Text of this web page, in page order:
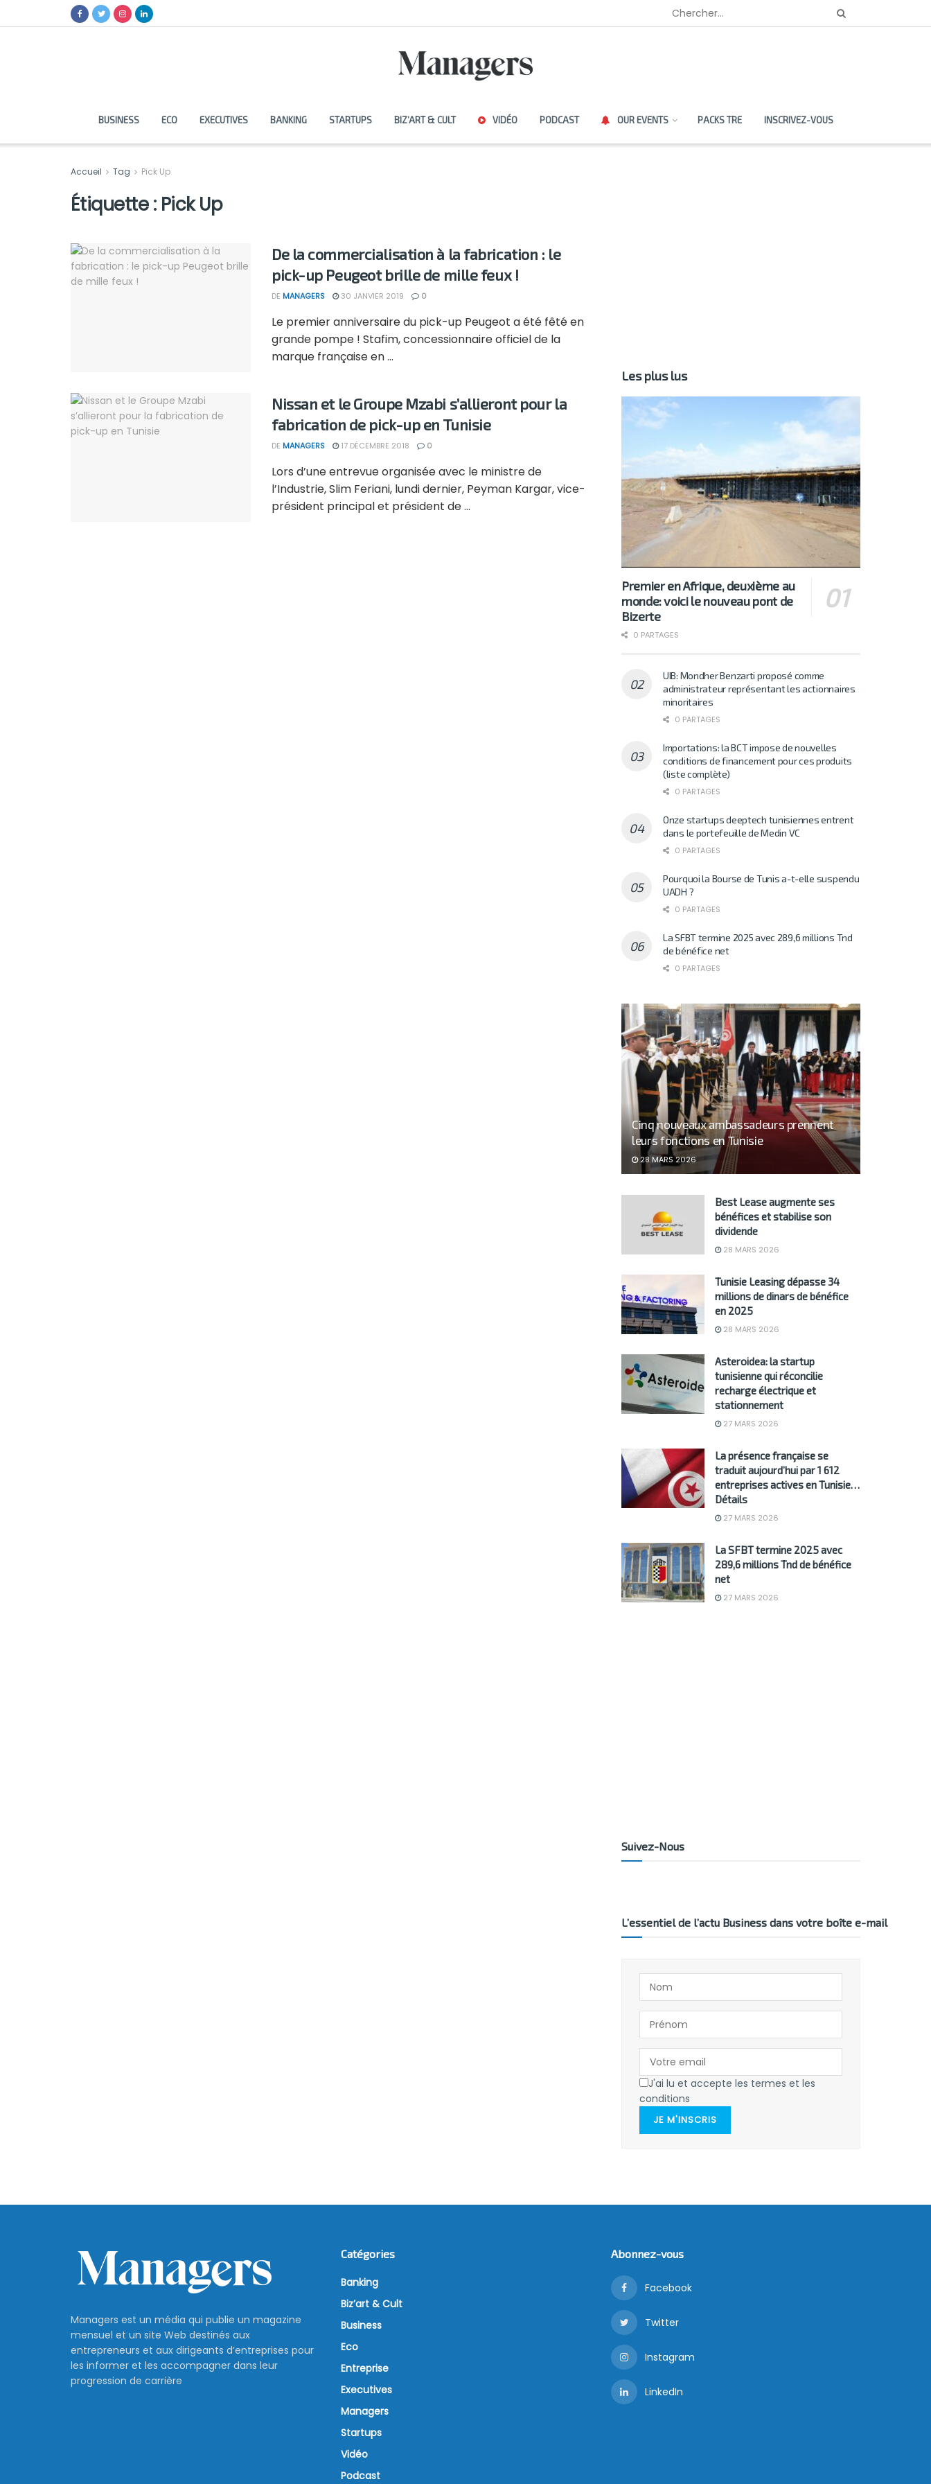
BUSINESS ECO EXECUTIVES BANKING STARTUPS BIZ’ART & CULT VIDÉO PODCAST OUR EVENTS PACKS TRE INSCRIVEZ-VOUS
Accueil Tag Pick Up
Étiquette : Pick Up
De la commercialisation à la fabrication : le
pick-up Peugeot brille de mille feux !
DE MANAGERS 30 JANVIER 2019 0
Le premier anniversaire du pick-up Peugeot a été fêté en
grande pompe ! Stafim, concessionnaire officiel de la
marque française en ...
Nissan et le Groupe Mzabi s’allieront pour la
fabrication de pick-up en Tunisie
DE MANAGERS 17 DÉCEMBRE 2018 0
Lors d’une entrevue organisée avec le ministre de
l’Industrie, Slim Feriani, lundi dernier, Peyman Kargar, vice-
président principal et président de ...
Les plus lus
Premier en Afrique, deuxième au
monde: voici le nouveau pont de
Bizerte
0 PARTAGES
UIB: Mondher Benzarti proposé comme
administrateur représentant les actionnaires
minoritaires
0 PARTAGES
Importations: la BCT impose de nouvelles
conditions de financement pour ces produits
(liste complète)
0 PARTAGES
Onze startups deeptech tunisiennes entrent
dans le portefeuille de Medin VC
0 PARTAGES
Pourquoi la Bourse de Tunis a-t-elle suspendu
UADH ?
0 PARTAGES
La SFBT termine 2025 avec 289,6 millions Tnd
de bénéfice net
0 PARTAGES
Cinq nouveaux ambassadeurs prennent
leurs fonctions en Tunisie
28 MARS 2026
Best Lease augmente ses
bénéfices et stabilise son
dividende
28 MARS 2026
Tunisie Leasing dépasse 34
millions de dinars de bénéfice
en 2025
28 MARS 2026
Asteroidea: la startup
tunisienne qui réconcilie
recharge électrique et
stationnement
27 MARS 2026
La présence française se
traduit aujourd’hui par 1 612
entreprises actives en Tunisie…
Détails
27 MARS 2026
La SFBT termine 2025 avec
289,6 millions Tnd de bénéfice
net
27 MARS 2026
Suivez-Nous
L’essentiel de l’actu Business dans votre boîte e-mail
J'ai lu et accepte les termes et les
conditions
JE M'INSCRIS
Managers est un média qui publie un magazine
mensuel et un site Web destinés aux
entrepreneurs et aux dirigeants d’entreprises pour
les informer et les accompagner dans leur
progression de carrière
Catégories
Banking
Biz’art & Cult
Business
Eco
Entreprise
Executives
Managers
Startups
Vidéo
Podcast
Abonnez-vous
Facebook
Twitter
Instagram
LinkedIn